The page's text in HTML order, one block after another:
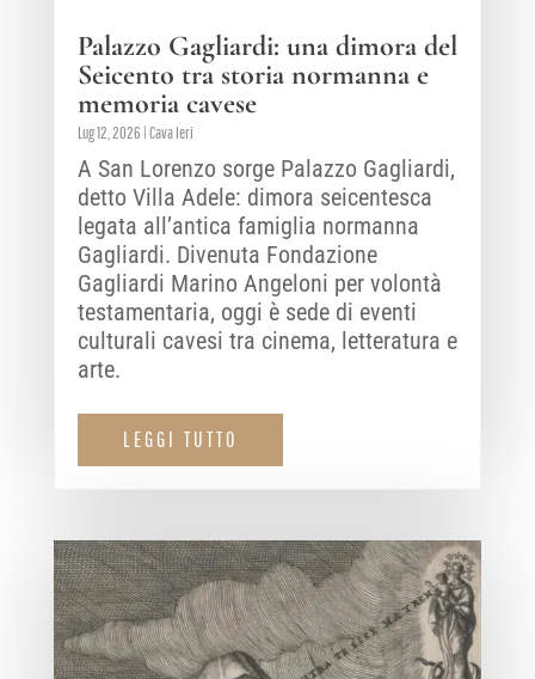
Palazzo Gagliardi: una dimora del
Seicento tra storia normanna e
memoria cavese
Lug 12, 2026 Cava Ieri
A San Lorenzo sorge Palazzo Gagliardi,
detto Villa Adele: dimora seicentesca
legata all’antica famiglia normanna
Gagliardi. Divenuta Fondazione
Gagliardi Marino Angeloni per volontà
testamentaria, oggi è sede di eventi
culturali cavesi tra cinema, letteratura e
arte.
LEGGI TUTTO